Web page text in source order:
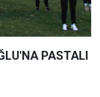
PASTALI